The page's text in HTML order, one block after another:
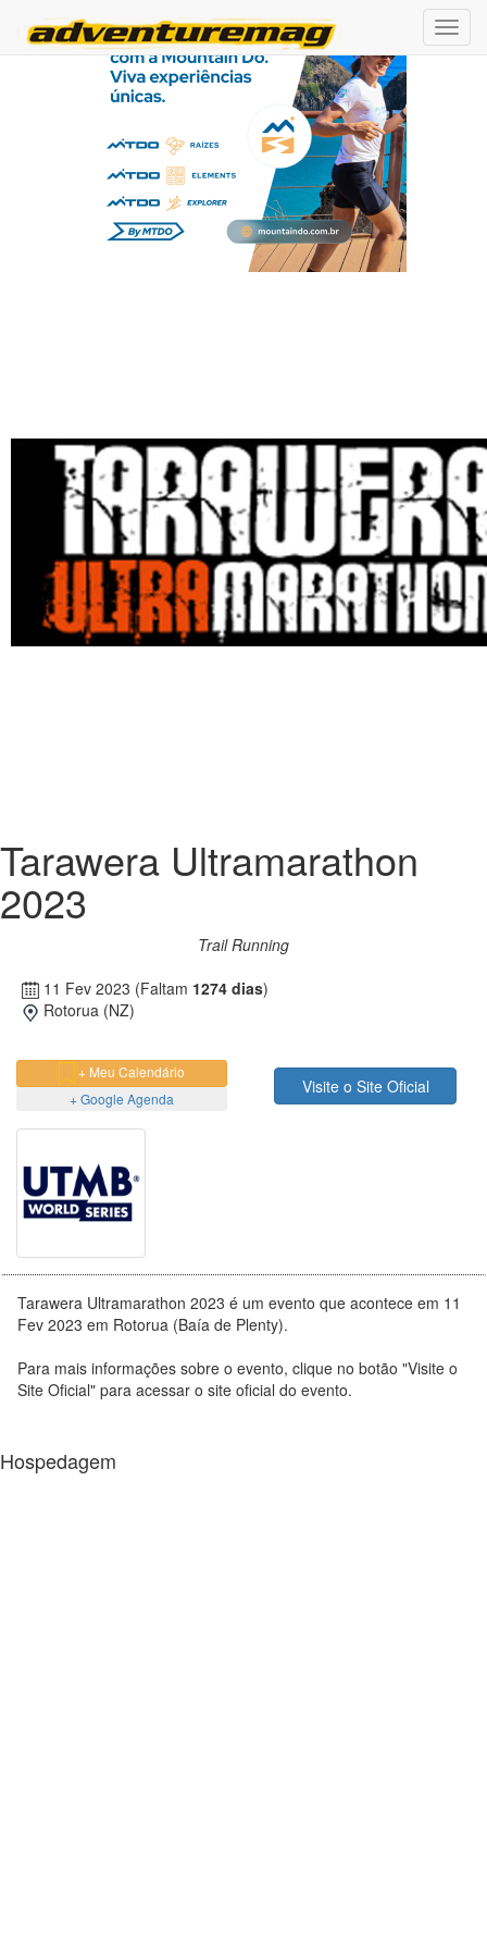
Tarawera Ultramarathon
2023
Trail Running
11 Fev 2023 (Faltam 1274 dias)
Rotorua (NZ)
+ Meu Calendário
+ Google Agenda
Visite o Site Oficial
Tarawera Ultramarathon 2023 é um evento que acontece em 11
Fev 2023 em Rotorua (Baía de Plenty).
Para mais informações sobre o evento, clique no botão "Visite o
Site Oficial" para acessar o site oficial do evento.
Hospedagem